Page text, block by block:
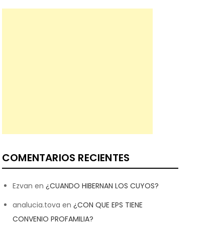
COMENTARIOS RECIENTES
Ezvan en ¿CUANDO HIBERNAN LOS CUYOS?
analucia.tova en ¿CON QUE EPS TIENE
CONVENIO PROFAMILIA?